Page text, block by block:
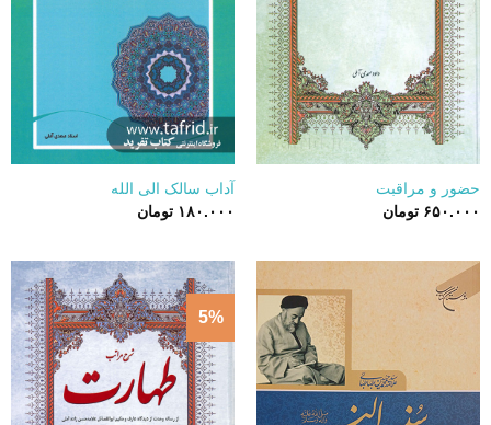
حضور و مراقبت
۶۵۰.۰۰۰ تومان
آداب سالک الی الله
۱۸۰.۰۰۰ تومان
5%